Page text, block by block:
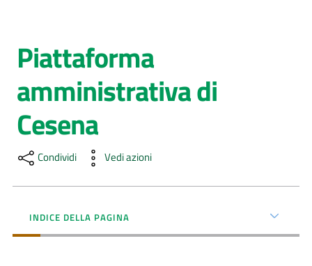
Menu selezionato
Luoghi
di
cura
AUSL
Comunica
Salta al contenuto
Piattaforma
amministrativa di
Cesena
Condividi Vedi azioni
INDICE DELLA PAGINA